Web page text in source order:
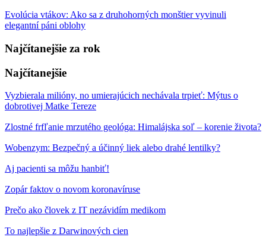
Evolúcia vtákov: Ako sa z druhohorných monštier vyvinuli
elegantní páni oblohy
Najčítanejšie za rok
Najčítanejšie
Vyzbierala milióny, no umierajúcich nechávala trpieť: Mýtus o
dobrotivej Matke Tereze
Zlostné frfľanie mrzutého geológa: Himalájska soľ – korenie života?
Wobenzym: Bezpečný a účinný liek alebo drahé lentilky?
Aj pacienti sa môžu hanbiť!
Zopár faktov o novom koronavíruse
Prečo ako človek z IT nezávidím medikom
To najlepšie z Darwinových cien